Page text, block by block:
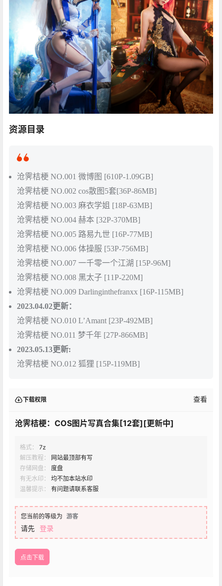
资源目录
沧霁桔梗 NO.001 微博图 [610P-1.09GB]
沧霁桔梗 NO.002 cos散图5套[36P-86MB]
沧霁桔梗 NO.003 麻衣学姐 [18P-63MB]
沧霁桔梗 NO.004 赫本 [32P-370MB]
沧霁桔梗 NO.005 路易九世 [16P-77MB]
沧霁桔梗 NO.006 体操服 [53P-756MB]
沧霁桔梗 NO.007 一千零一个江湖 [15P-96M]
沧霁桔梗 NO.008 黑太子 [11P-220M]
沧霁桔梗 NO.009 Darlinginthefranxx [16P-115MB]
2023.04.02更新：
沧霁桔梗 NO.010 L’Amant [23P-492MB]
沧霁桔梗 NO.011 梦千年 [27P-866MB]
2023.05.13更新:
沧霁桔梗 NO.012 狐狸 [15P-119MB]
下载权限 查看
沧霁桔梗：COS图片写真合集[12套][更新中]
格式：
7z
解压教程：
网站最顶部有写
存储网盘：
度盘
有无水印：
均不加本站水印
温馨提示：
有问题请联系客服
您当前的等级为 游客
请先 登录
点击下载